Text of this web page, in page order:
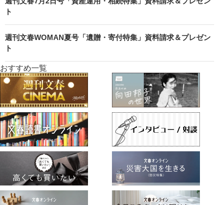
ト
週刊文春WOMAN夏号「遺贈・寄付特集」資料請求＆プレゼン
ト
おすすめ一覧